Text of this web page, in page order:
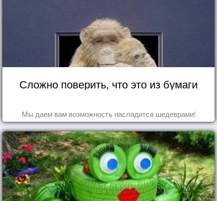
Сложно поверить, что это из бумаги
Мы даем вам возможность насладится шедеврами!